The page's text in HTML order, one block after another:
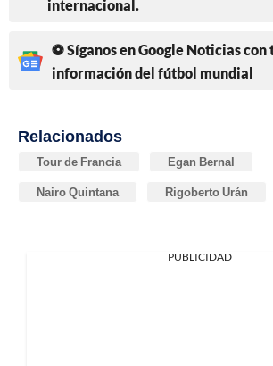
internacional.
⚽ Síganos en Google Noticias con
información del fútbol mundial
Relacionados
Tour de Francia Egan Bernal
Nairo Quintana Rigoberto Urán
PUBLICIDAD